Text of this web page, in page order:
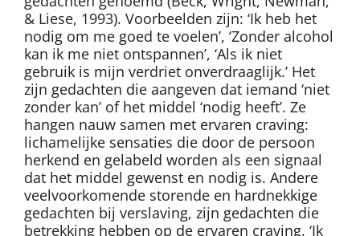
& Liese, 1993). Voorbeelden zijn: ‘Ik heb het
nodig om me goed te voelen’, ‘Zonder alcohol
kan ik me niet ontspannen’, ‘Als ik niet
gebruik is mijn verdriet onverdraaglijk.’ Het
zijn gedachten die aangeven dat iemand ‘niet
zonder kan’ of het middel ‘nodig heeft’. Ze
hangen nauw samen met ervaren craving:
lichamelijke sensaties die door de persoon
herkend en gelabeld worden als een signaal
dat het middel gewenst en nodig is. Andere
veelvoorkomende storende en hardnekkige
gedachten bij verslaving, zijn gedachten die
betrekking hebben op de ervaren craving. ‘Ik